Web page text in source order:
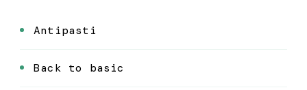
Antipasti
Back to basic